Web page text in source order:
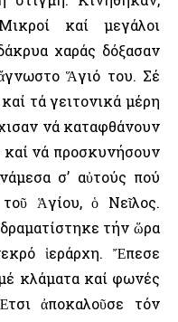
καί μεγάλοι
χαράς δόξασαν
Ἅγιό του. Σέ
τά γειτονικά μέρη
νά καταφθάνουν
καί νά προσκυνήσουν
σ’ αὐτούς πού
Ἁγίου, ὁ Νεῖλος.
τήν ὥρα
ἱεράρχη. Ἔπεσε
κλάματα καί φωνές
ἀποκαλοῦσε τόν